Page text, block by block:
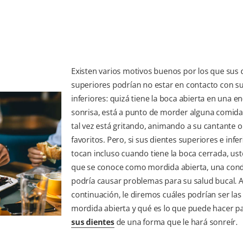
Existen varios motivos buenos por los que sus
superiores podrían no estar en contacto con
inferiores: quizá tiene la boca abierta en una
sonrisa, está a punto de morder alguna
tal vez está gritando, animando a su cantante
favoritos. Pero, si sus dientes superiores e
tocan incluso cuando tiene la boca cerrada,
que se conoce como mordida abierta, una
podría causar problemas para su salud bucal. A
continuación, le diremos cuáles podrían ser las
mordida abierta y qué es lo que puede hacer
sus dientesde una forma que le hará sonreír.